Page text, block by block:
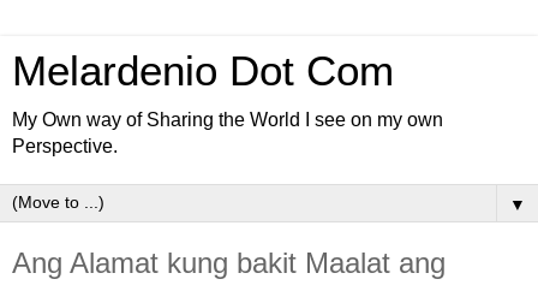
Melardenio Dot Com
My Own way of Sharing the World I see on my own
Perspective.
▼
Ang Alamat kung bakit Maalat ang